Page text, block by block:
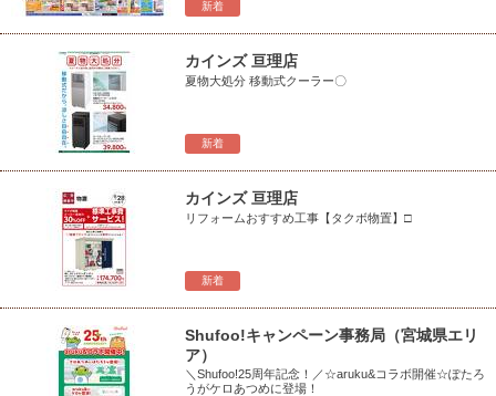
新着
新着
カインズ 亘理店
夏物大処分 移動式クーラー〇
新着
カインズ 亘理店
リフォームおすすめ工事【タクボ物置】□
Shufoo!キャンペーン事務局（宮城県エリ
ア）
＼Shufoo!25周年記念！／☆aruku&コラボ開催☆ぽたろ
うがケロあつめに登場！